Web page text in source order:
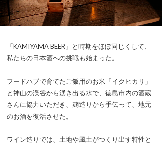
「KAMIYAMA BEER」と時期をほぼ同じくして、
私たちの日本酒への挑戦も始まった。
フードハブで育てたご飯用のお米「イクヒカリ」
と神山の渓谷から湧き出る水で、徳島市内の酒蔵
さんに協力いただき、麹造りから手伝って、地元
のお酒を復活させた。
ワイン造りでは、土地や風土がつくり出す特性と